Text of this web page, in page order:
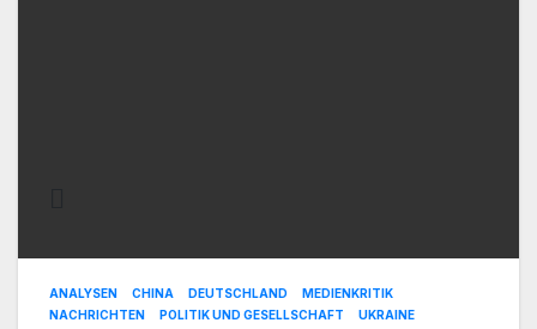
ANALYSEN CHINA DEUTSCHLAND
MEDIENKRITIK
NACHRICHTEN
POLITIK UND GESELLSCHAFT UKRAINE